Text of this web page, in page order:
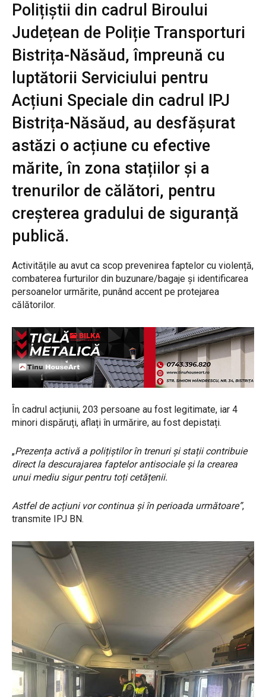
Polițiștii din cadrul Biroului
Județean de Poliție Transporturi
Bistrița-Năsăud, împreună cu
luptătorii Serviciului pentru
Acțiuni Speciale din cadrul IPJ
Bistrița-Năsăud, au desfășurat
astăzi o acțiune cu efective
mărite, în zona stațiilor și a
trenurilor de călători, pentru
creșterea gradului de siguranță
publică.
Activitățile au avut ca scop prevenirea faptelor cu violență,
combaterea furturilor din buzunare/bagaje și identificarea
persoanelor urmărite, punând accent pe protejarea
călătorilor.
În cadrul acțiunii, 203 persoane au fost legitimate, iar 4
minori dispăruți, aflați în urmărire, au fost depistați.
„Prezența activă a polițiștilor în trenuri și stații contribuie
direct la descurajarea faptelor antisociale și la crearea
unui mediu sigur pentru toți cetățenii.
Astfel de acțiuni vor continua și în perioada următoare”,
transmite IPJ BN.